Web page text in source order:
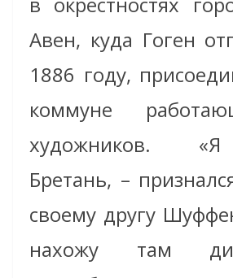
Авен, куда Гоген
1886 году,
коммуне
художников.
Бретань, –
своему другу
нахожу там